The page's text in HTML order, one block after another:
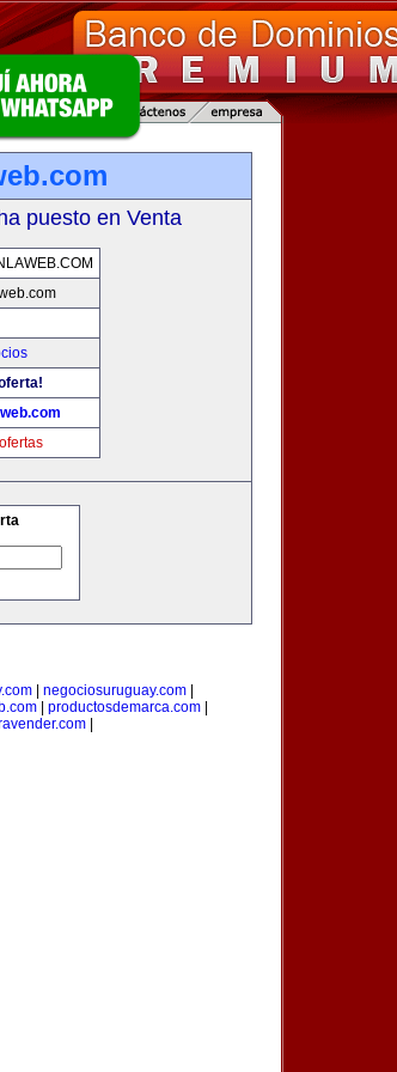
puesto en Venta
negociosuruguay.com
productosdemarca.com